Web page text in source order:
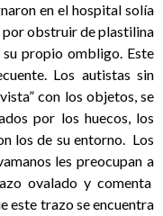
en el hospital solía
por obstruir de plastilina
propio ombligo. Este
Los autistas sin
con los objetos, se
por los huecos, los
los de su entorno. Los
les preocupan a
ovalado y comenta
este trazo se encuentra